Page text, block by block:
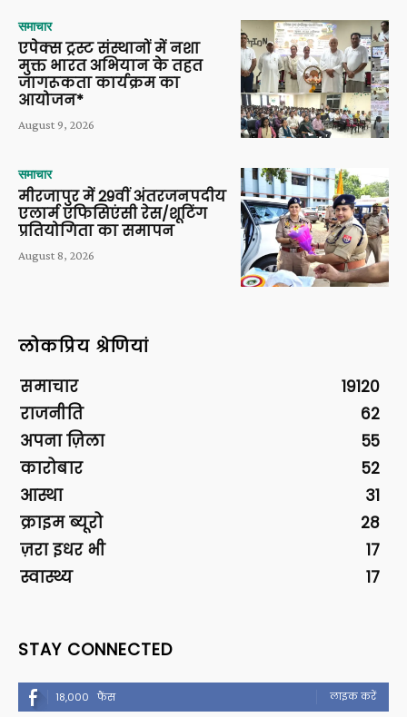
समाचार
एपेक्स ट्रस्ट संस्थानों में नशा
मुक्त भारत अभियान के तहत
जागरूकता कार्यक्रम का
आयोजन*
August 9, 2026
समाचार
मीरजापुर में 29वीं अंतरजनपदीय
एलार्म एफिसिएंसी रेस/शूटिंग
प्रतियोगिता का समापन
August 8, 2026
लोकप्रिय श्रेणियां
समाचार
19120
राजनीति
62
अपना ज़िला
55
कारोबार
52
आस्था
31
क्राइम ब्यूरो
28
ज़रा इधर भी
17
स्वास्थ्य
17
STAY CONNECTED
18,000 फैंस लाइक करें